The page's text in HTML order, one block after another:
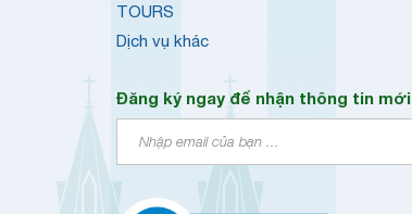
TOURS
Dịch vụ khác
Đăng ký ngay để nhận thông tin